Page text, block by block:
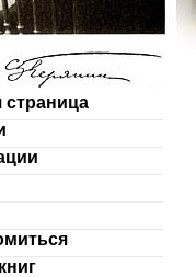
страница